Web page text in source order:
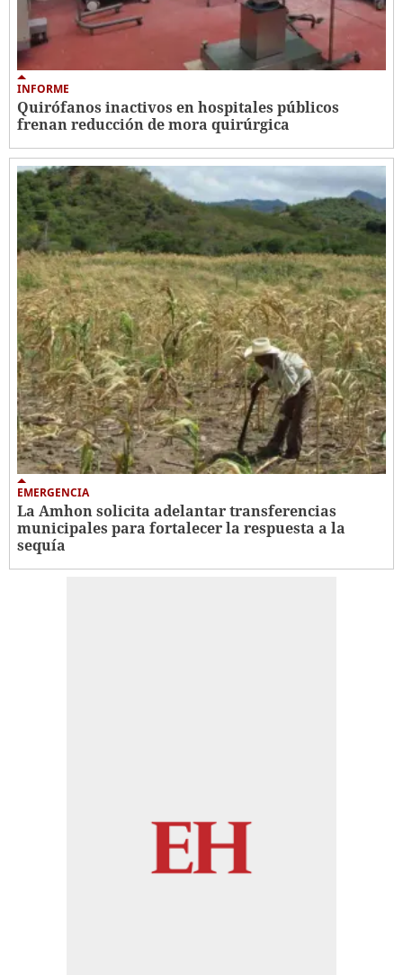
INFORME
Quirófanos inactivos en hospitales públicos
frenan reducción de mora quirúrgica
EMERGENCIA
La Amhon solicita adelantar transferencias
municipales para fortalecer la respuesta a la
sequía